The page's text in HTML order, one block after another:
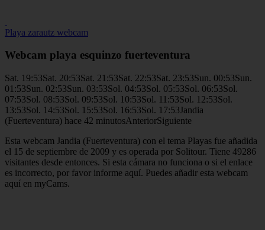
Playa zarautz webcam
Webcam playa esquinzo fuerteventura
Sat. 19:53Sat. 20:53Sat. 21:53Sat. 22:53Sat. 23:53Sun. 00:53Sun.
01:53Sun. 02:53Sun. 03:53Sol. 04:53Sol. 05:53Sol. 06:53Sol.
07:53Sol. 08:53Sol. 09:53Sol. 10:53Sol. 11:53Sol. 12:53Sol.
13:53Sol. 14:53Sol. 15:53Sol. 16:53Sol. 17:53Jandia
(Fuerteventura) hace 42 minutosAnteriorSiguiente
Esta webcam Jandia (Fuerteventura) con el tema Playas fue añadida
el 15 de septiembre de 2009 y es operada por Solitour. Tiene 49286
visitantes desde entonces. Si esta cámara no funciona o si el enlace
es incorrecto, por favor informe aquí. Puedes añadir esta webcam
aquí en myCams.